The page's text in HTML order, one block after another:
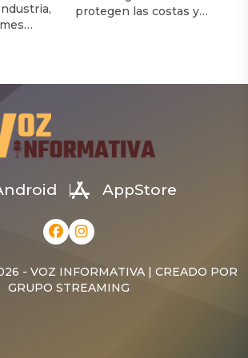
tiene el
del
protegen las costas y
Tecnológico de Santo
Domingo (Intec), que
de estos ecosistemas
expone al país a un
impacto económico
aproximado de US$75
AppStore
- VOZ INFORMATIVA | CREADO POR
GRUPO STREAMING